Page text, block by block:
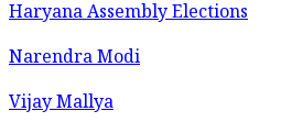
Haryana Assembly Elections
Narendra Modi
Vijay Mallya